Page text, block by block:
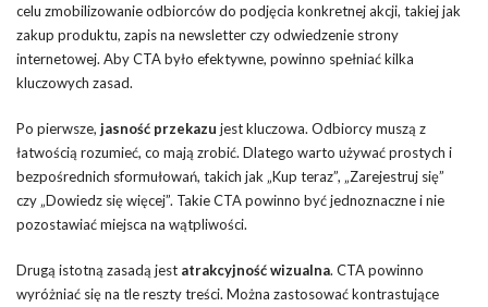
celu zmobilizowanie odbiorców do podjęcia konkretnej akcji, takiej jak
zakup produktu, zapis na newsletter czy odwiedzenie strony
internetowej. Aby CTA było efektywne, powinno spełniać kilka
kluczowych zasad.
Po pierwsze, jasność przekazu jest kluczowa. Odbiorcy muszą z
łatwością rozumieć, co mają zrobić. Dlatego warto używać prostych i
bezpośrednich sformułowań, takich jak „Kup teraz”, „Zarejestruj się”
czy „Dowiedz się więcej”. Takie CTA powinno być jednoznaczne i nie
pozostawiać miejsca na wątpliwości.
Drugą istotną zasadą jest atrakcyjność wizualna. CTA powinno
wyróżniać się na tle reszty treści. Można zastosować kontrastujące